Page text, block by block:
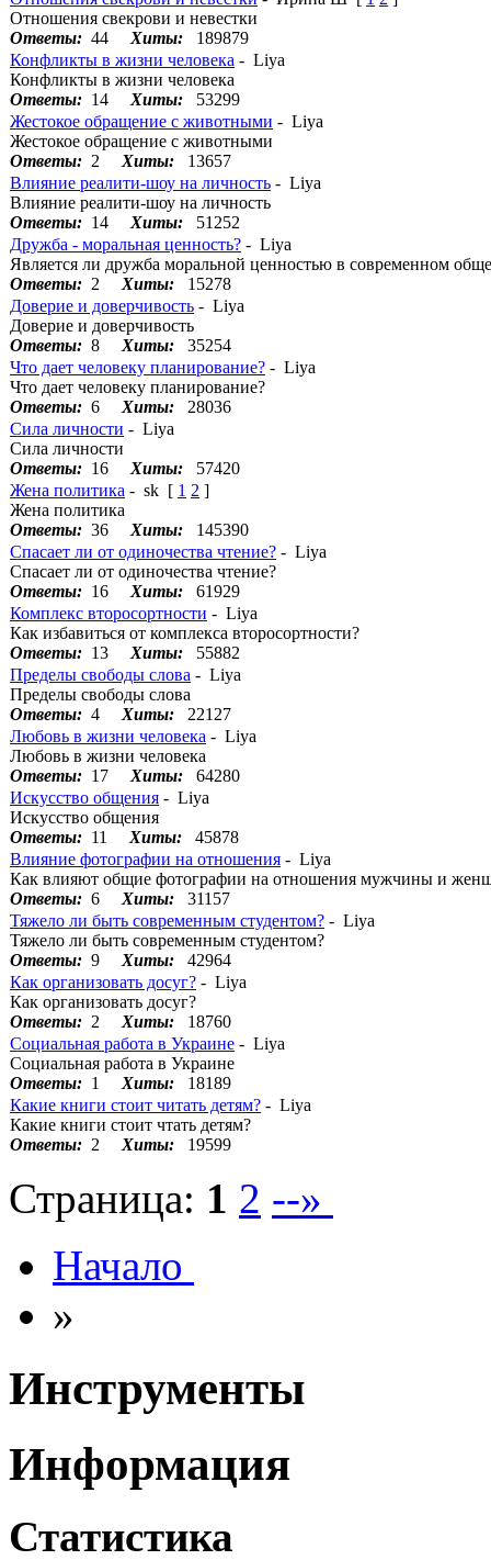
Отношения свекрови и невестки
Ответы: 44 Хиты: 189879
Конфликты в жизни человека - Liya
Конфликты в жизни человека
Ответы: 14 Хиты: 53299
Жестокое обращение с животными - Liya
Жестокое обращение с животными
Ответы: 2 Хиты: 13657
Влияние реалити-шоу на личность - Liya
Влияние реалити-шоу на личность
Ответы: 14 Хиты: 51252
Дружба - моральная ценность? - Liya
Является ли дружба моральной ценностью в современном
Ответы: 2 Хиты: 15278
Доверие и доверчивость - Liya
Доверие и доверчивость
Ответы: 8 Хиты: 35254
Что дает человеку планирование? - Liya
Что дает человеку планирование?
Ответы: 6 Хиты: 28036
Cила личности - Liya
Cила личности
Ответы: 16 Хиты: 57420
Жена политика - sk [ 1 2 ]
Жена политика
Ответы: 36 Хиты: 145390
Спасает ли от одиночества чтение? - Liya
Спасает ли от одиночества чтение?
Ответы: 16 Хиты: 61929
Комплекс второсортности - Liya
Как избавиться от комплекса второсортности?
Ответы: 13 Хиты: 55882
Пределы свободы слова - Liya
Пределы свободы слова
Ответы: 4 Хиты: 22127
Любовь в жизни человека - Liya
Любовь в жизни человека
Ответы: 17 Хиты: 64280
Искусство общения - Liya
Искусство общения
Ответы: 11 Хиты: 45878
Влияние фотографии на отношения - Liya
Как влияют общие фотографии на отношения мужчины и
Ответы: 6 Хиты: 31157
Тяжело ли быть современным студентом? - Liya
Тяжело ли быть современным студентом?
Ответы: 9 Хиты: 42964
Как организовать досуг? - Liya
Как организовать досуг?
Ответы: 2 Хиты: 18760
Социальная работа в Украине - Liya
Социальная работа в Украине
Ответы: 1 Хиты: 18189
Какие книги стоит читать детям? - Liya
Какие книги стоит чтать детям?
Ответы: 2 Хиты: 19599
Страница: 1 2 --»
Начало
»
Инструменты
Информация
Статистика